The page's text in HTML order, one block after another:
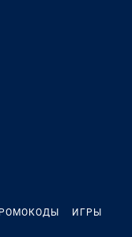
ИГРЫ